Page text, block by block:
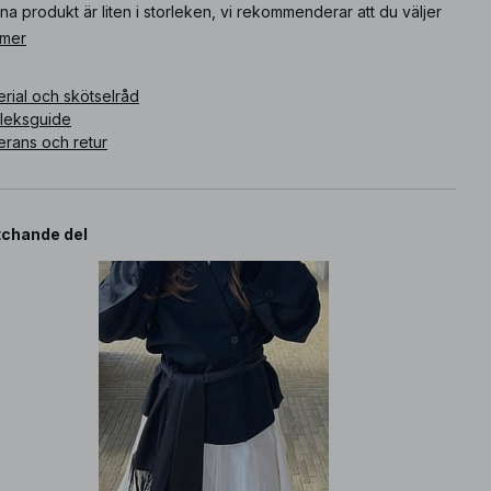
produkt är liten i storleken, vi rekommenderar att du väljer
storlek än vanligt.
och skötselråd
och retur
del